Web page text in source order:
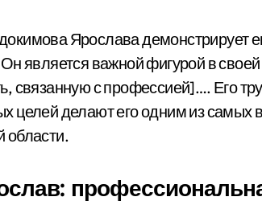
Ярослава демонстрирует
является важной фигурой в
связанную с профессией]…. Его
целей делают его одним из
области.